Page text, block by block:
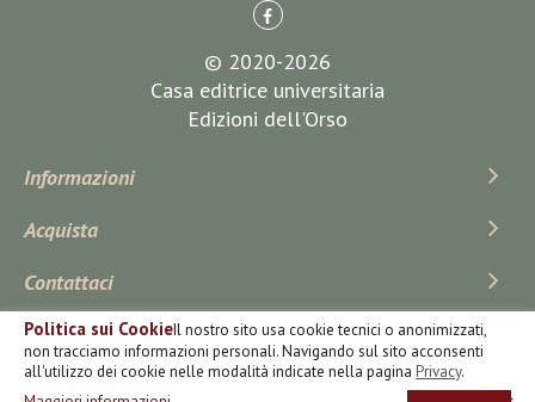
Politica sui CookieIl nostro sito usa cookie tecnici o anonimizzati,
non tracciamo informazioni personali. Navigando sul sito acconsenti
all'utilizzo dei cookie nelle modalità indicate nella pagina Privacy.
© 2020-2026
Casa editrice universitaria
Edizioni dell'Orso
Informazioni
Acquista
Contattaci
Iscriviti Alla Newsletter